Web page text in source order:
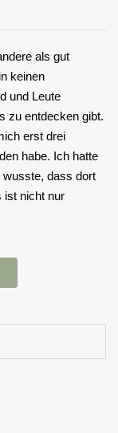
als gut
keinen
und Leute
zu entdecken gibt.
erst drei
habe. Ich hatte
wusste, dass dort
ist nicht nur